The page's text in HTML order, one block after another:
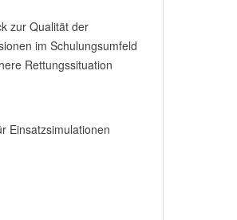
zur Qualität der
im Schulungsumfeld
Rettungssituation
Einsatzsimulationen